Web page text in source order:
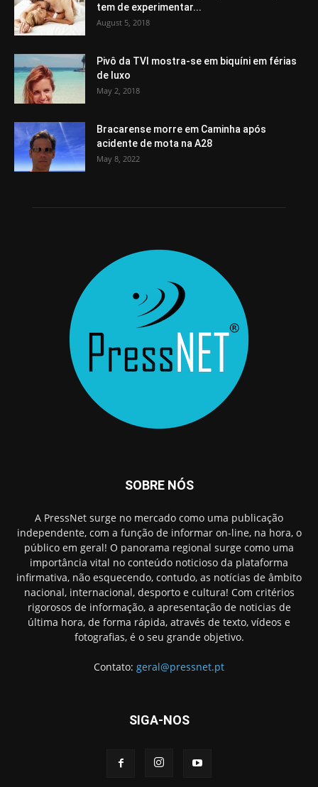
tem de experimentar...
August 5, 2018
Pivô da TVI mostra-se em biquíni em férias
de luxo
May 2, 2018
Bracarense morre em Caminha após
acidente de mota na A28
May 8, 2022
SOBRE NÓS
A PressNet surge no mercado como uma publicação
independente, com a função de informar on-line, na hora, o
público em geral! O panorama regional surge como uma
importância vital no conteúdo noticioso da plataforma
infirmativa, não esquecendo, contudo, as notícias de âmbito
nacional, internacional, desporto e cultura! Com critérios
rigorosos de informação, a apresentação de noticias de
última hora, de forma rápida, através de texto, vídeos e
fotografias, é o seu grande objetivo.
Contato: geral@pressnet.pt
SIGA-NOS